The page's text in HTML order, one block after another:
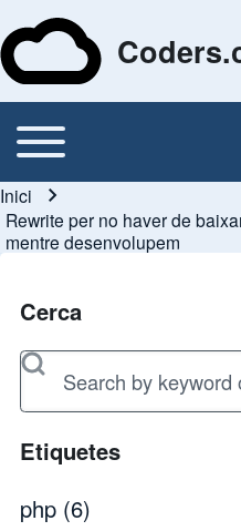
Navegació principal
Toggle main menu
Fil d'ariadna
Inici
Rewrite per no haver de
mentre desenvolupem
Cerca
Search
Etiquetes
php (6)